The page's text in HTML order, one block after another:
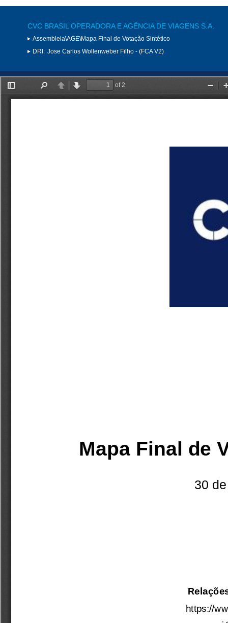
CVC BRASIL OPERADORA E AGÊNCIA DE VIAGENS S.A.
Assembleia\AGE\Mapa Final de Votação Sintético
DRI: Jose Carlos Wollenweber Filho - (FCA V2)